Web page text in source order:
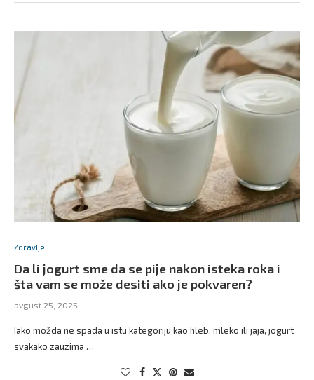
Zdravlje
Da li jogurt sme da se pije nakon isteka roka i
šta vam se može desiti ako je pokvaren?
avgust 25, 2025
Iako možda ne spada u istu kategoriju kao hleb, mleko ili jaja, jogurt
svakako zauzima …